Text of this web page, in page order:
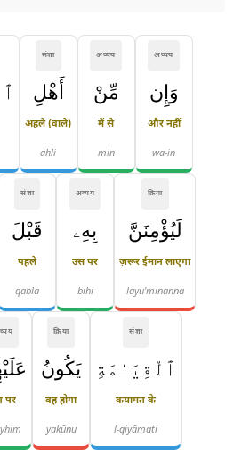
अव्यय
وَإِن
और नहीं
wa-in
अव्यय
مِّنْ
में से
min
संज्ञा
أَهْلِ
अहले (वाले)
ahli
क्रिया
لَيُؤْمِنَنَّ
ज़रूर ईमान लाएगा
layu'minanna
अव्यय
بِهِۦ
उस पर
bihi
संज्ञा
قَبْلَ
पहले
qabla
संज्ञा
ٱلْقِيَـٰمَةِ
कयामत के
l-qiyāmati
क्रिया
يَكُونُ
वह होगा
yakūnu
पर